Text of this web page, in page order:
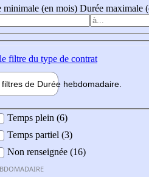
minimale (en mois) Durée maximale
filtre du type de contrat
de Durée hebdomadaire
Temps plein (6)
Temps partiel (3)
Non renseignée (16)